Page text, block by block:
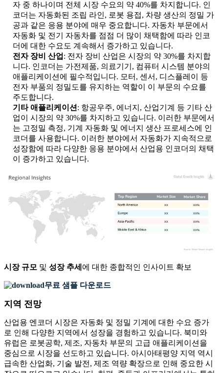
자 중 하나이며 전체 시장 수요의 약 40%를 차지합니다. 인
코더는 자동화된 조립 라인, 로봇 용접, 차량 생산의 정밀 가
공과 같은 응용 분야에 매우 중요합니다. 자동차 부문에서
자동화 및 전기 자동차를 점점 더 많이 채택함에 따라 인코
더에 대한 수요도 계속해서 증가하고 있습니다.
전자 장비 산업 : 전자 장비 산업은 시장의 약 30%를 차지합
니다. 인코더는 가전제품, 의료기기, 컴퓨터 시스템 분야의
애플리케이션에 필수적입니다. 모터, 센서, 디스플레이 등
전자 부품의 정밀도를 유지하는 역할이 이 부문의 수요를
주도합니다.
기타 애플리케이션: 항공우주, 에너지, 산업기계 등 기타 산
업이 시장의 약 30%를 차지하고 있습니다. 이러한 부문에서
는 고정밀 측정, 기계 자동화 및 에너지 생산 프로세스에 인
코더를 사용합니다. 이러한 분야에서 자동화가 지속적으로
성장함에 따라 다양한 응용 분야에서 산업용 인코더의 채택
이 증가하고 있습니다.
XX%
XX
XX%
XX
XX%
XX
XX%
XX
시장 규모 및 성장 추세 에 대한 종합적인 인사이트 확보
무료 샘플 다운로드
지역 전망
산업용 엔코더 시장은 자동화 및 정밀 기계에 대한 수요 증가
로 인해 다양한 지역에서 성장을 경험하고 있습니다. 북미와
유럽은 로봇공학, 제조, 자동차 부문의 고급 애플리케이션을
중심으로 시장을 선도하고 있습니다. 아시아태평양 지역 역시
급속한 산업화, 기술 발전, 제조 역량 확장으로 인해 중요한 시